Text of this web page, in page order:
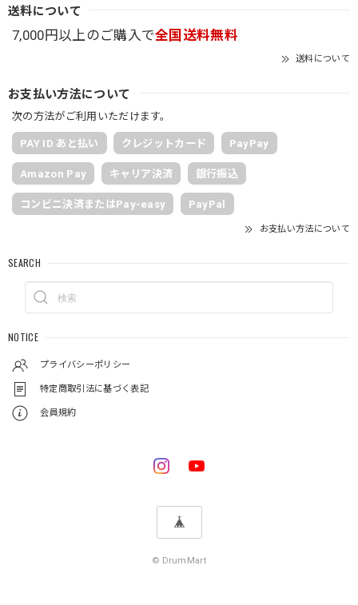
送料について
7,000円以上のご購入で全国送料無料
送料について
お支払い方法について
次の方法がご利用いただけます。
PAY ID あと払い クレジットカード PayPay
Amazon Pay キャリア決済 銀行振込
コンビニ決済またはPay-easy PayPal
お支払い方法について
SEARCH
NOTICE
プライバシーポリシー
特定商取引法に基づく表記
会員規約
© DrumMart